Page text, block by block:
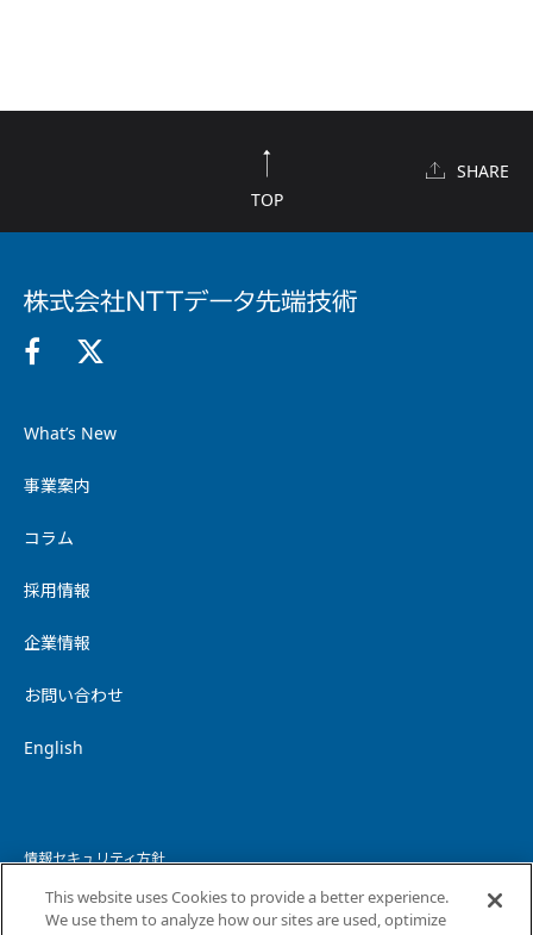
TOP
SHARE
What’s New
事業案内
コラム
採用情報
企業情報
お問い合わせ
English
情報セキュリティ方針
個人情報保護方針
This website uses Cookies to provide a better experience.
We use them to analyze how our sites are used, optimize